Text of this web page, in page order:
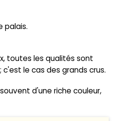
palais.
toutes les qualités sont
le cas des grands crus.
d'une riche couleur,